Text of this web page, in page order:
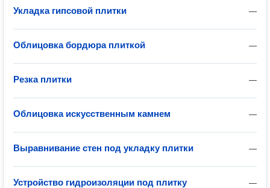
—
Укладка гипсовой плитки
—
Облицовка бордюра плиткой
—
Резка плитки
—
Облицовка искусственным камнем
—
Выравнивание стен под укладку плитки
—
Устройство гидроизоляции под плитку